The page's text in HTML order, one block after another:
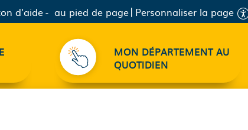
d'aide au pied de page Personnaliser la page
MON DÉPARTEMENT AU
QUOTIDIEN